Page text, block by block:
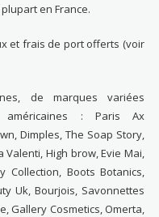
en France.
et frais de port offerts (voir
de marques variées
américaines : Paris Ax
Dimples, The Soap Story,
Valenti, High brow, Evie Mai,
Collection, Boots Botanics,
Uk, Bourjois, Savonnettes
Gallery Cosmetics, Omerta,